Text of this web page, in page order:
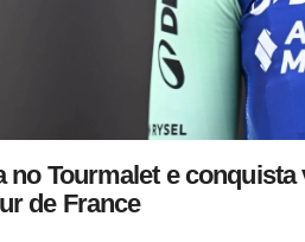
no Tourmalet e
de France